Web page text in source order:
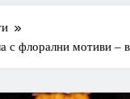
с флорални мотиви –